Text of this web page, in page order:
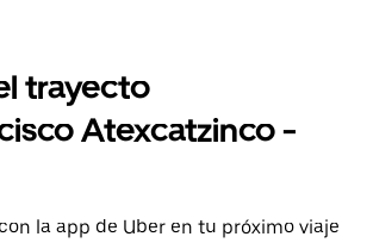
trayecto
Atexcatzinco -
la app de Uber en tu próximo viaje